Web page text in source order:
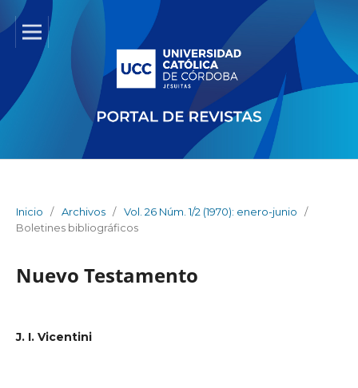
Inicio / Archivos / Vol. 26 Núm. 1/2 (1970): enero-junio
/
Boletines bibliográficos
Nuevo Testamento
J. I. Vicentini